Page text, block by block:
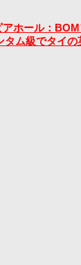
ホール：
タム級でタイ